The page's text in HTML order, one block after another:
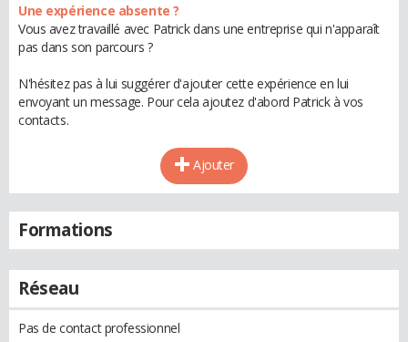
Une expérience absente ?
Vous avez travaillé avec Patrick dans une entreprise qui n'apparaît
pas dans son parcours ?
N'hésitez pas à lui suggérer d'ajouter cette expérience en lui
envoyant un message. Pour cela ajoutez d'abord Patrick à vos
contacts.
Ajouter
Formations
Réseau
Pas de contact professionnel